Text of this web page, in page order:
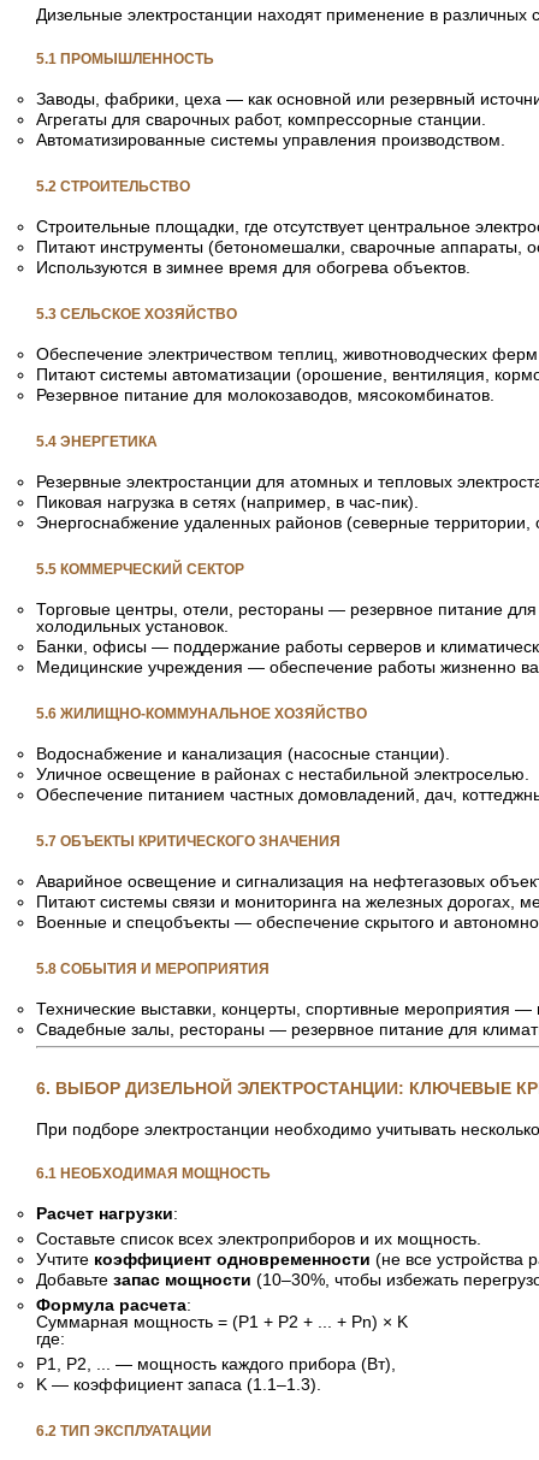
Дизельные электростанции находят применение в различных
5.1 ПРОМЫШЛЕННОСТЬ
Заводы, фабрики, цеха — как основной или резервный
Агрегаты для сварочных работ, компрессорные станции.
Автоматизированные системы управления производством.
5.2 СТРОИТЕЛЬСТВО
Строительные площадки, где отсутствует центральное
Питают инструменты (бетономешалки, сварочные аппараты,
Используются в зимнее время для обогрева объектов.
5.3 СЕЛЬСКОЕ ХОЗЯЙСТВО
Обеспечение электричеством теплиц, животноводческих
Питают системы автоматизации (орошение, вентиляция,
Резервное питание для молокозаводов, мясокомбинатов.
5.4 ЭНЕРГЕТИКА
Резервные электростанции для атомных и тепловых
Пиковая нагрузка в сетях (например, в час-пик).
Энергоснабжение удаленных районов (северные территории,
5.5 КОММЕРЧЕСКИЙ СЕКТОР
Торговые центры, отели, рестораны — резервное питание для
холодильных установок.
Банки, офисы — поддержание работы серверов и
Медицинские учреждения — обеспечение работы жизненно
5.6 ЖИЛИЩНО-КОММУНАЛЬНОЕ ХОЗЯЙСТВО
Водоснабжение и канализация (насосные станции).
Уличное освещение в районах с нестабильной электроселью.
Обеспечение питанием частных домовладений, дач,
5.7 ОБЪЕКТЫ КРИТИЧЕСКОГО ЗНАЧЕНИЯ
Аварийное освещение и сигнализация на нефтегазовых
Питают системы связи и мониторинга на железных дорогах,
Военные и спецобъекты — обеспечение скрытого и
5.8 СОБЫТИЯ И МЕРОПРИЯТИЯ
Технические выставки, концерты, спортивные мероприятия
Свадебные залы, рестораны — резервное питание для
6. ВЫБОР ДИЗЕЛЬНОЙ ЭЛЕКТРОСТАНЦИИ: КЛЮЧЕВЫЕ
При подборе электростанции необходимо учитывать
6.1 НЕОБХОДИМАЯ МОЩНОСТЬ
Расчет нагрузки:
Составьте список всех электроприборов и их мощность.
Учтите коэффициент одновременности (не все устройства
Добавьте запас мощности (10–30%, чтобы избежать
Формула расчета:
где:
P1, P2, ... — мощность каждого прибора (Вт),
K — коэффициент запаса (1.1–1.3).
6.2 ТИП ЭКСПЛУАТАЦИИ